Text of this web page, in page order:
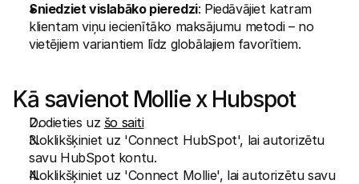
Sniedziet vislabāko pieredzi: Piedāvājiet katram
klientam viņu iecienītāko maksājumu metodi – no
vietējiem variantiem līdz globālajiem favorītiem.
Kā savienot Mollie x Hubspot
Dodieties uz šo saiti
Noklikšķiniet uz 'Connect HubSpot', lai autorizētu
savu HubSpot kontu.
Noklikšķiniet uz 'Connect Mollie', lai autorizētu savu